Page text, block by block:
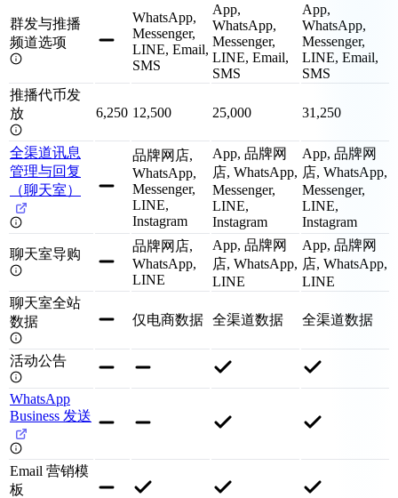
群发与推播
频道选项
WhatsApp,
Messenger,
LINE, Email,
SMS
App,
WhatsApp,
Messenger,
LINE, Email,
SMS
App,
WhatsApp,
Messenger,
LINE, Email,
SMS
推播代币发
放
6,250 12,500 25,000 31,250
全渠道讯息
管理与回复
（聊天室）
品牌网店,
WhatsApp,
Messenger,
LINE,
Instagram
App, 品牌网
店, WhatsApp,
Messenger,
LINE,
Instagram
App, 品牌网
店, WhatsApp,
Messenger,
LINE,
Instagram
聊天室导购
品牌网店,
WhatsApp,
LINE
App, 品牌网
店, WhatsApp,
LINE
App, 品牌网
店, WhatsApp,
LINE
聊天室全站
数据
仅电商数据 全渠道数据 全渠道数据
活动公告
WhatsApp
Business 发送
Email 营销模
板